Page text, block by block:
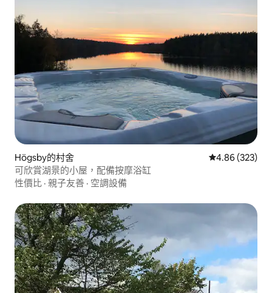
Högsby的村舍 從 323 則評價
4.86 (323)
可欣賞湖景的小屋，配備按摩浴缸
性價比 · 親子友善 · 空調設備